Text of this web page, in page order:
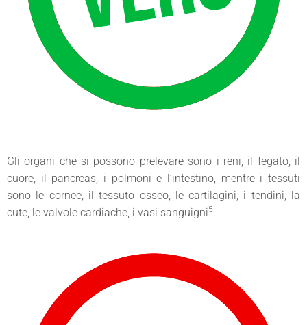
Gli organi che si possono prelevare sono i reni, il fegato, il
cuore, il pancreas, i polmoni e l’intestino, mentre i tessuti
sono le cornee, il tessuto osseo, le cartilagini, i tendini, la
cute, le valvole cardiache, i vasi sanguigni5.